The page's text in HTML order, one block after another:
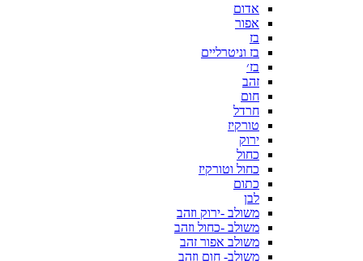
אדום
אפור
בז
בז וניטרליים
בז׳
זהב
חום
חרדל
טורקיז
ירוק
כחול
כחול וטורקיז
כתום
לבן
משולב -ירוק וזהב
משולב -כחול וזהב
משולב אפור זהב
משולב- חום וזהב